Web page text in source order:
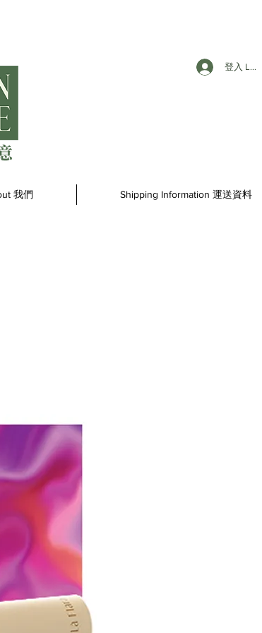
登入 Login
我們 Shipping Information 運送資料